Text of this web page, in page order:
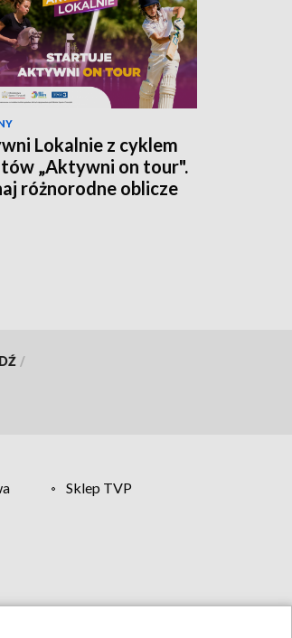
Lokalnie z cyklem
„Aktywni on tour".
różnorodne oblicze
/
Sklep TVP